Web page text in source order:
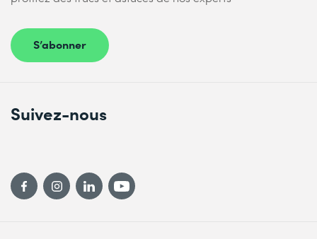
S’abonner
Suivez-nous